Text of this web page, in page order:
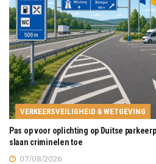
VERKEERSVEILIGHEID & WETGEVING
Pas op voor oplichting op Duitse
slaan criminelen toe
07/08/2026